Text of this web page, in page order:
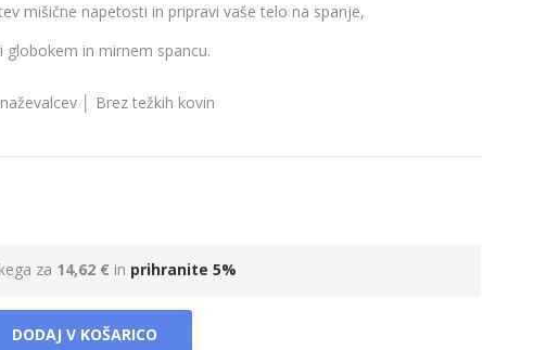
mišične napetosti in pripravi vaše telo na spanje,
globokem in mirnem spancu.
│ Brez težkih kovin
za 14,62 € in prihranite 5%
DODAJ V KOŠARICO